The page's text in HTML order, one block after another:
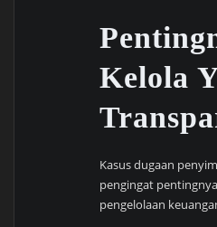
Kelola
Kasus dugaan
pengingat
pengelolaan